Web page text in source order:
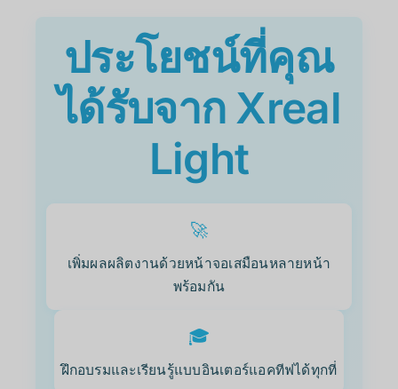
ประโยชน์ที่คุณ
ได้รับจาก Xreal
Light
🚀
เพิ่มผลผลิตงานด้วยหน้าจอเสมือนหลายหน้า
พร้อมกัน
🎓
ฝึกอบรมและเรียนรู้แบบอินเตอร์แอคทีฟได้ทุกที่